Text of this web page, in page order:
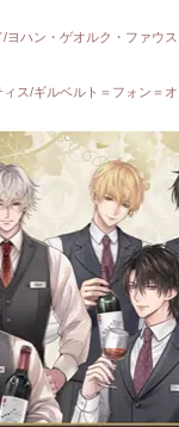
ハン・ゲオルク・ファウ
ス/ギルベルト＝フォン＝